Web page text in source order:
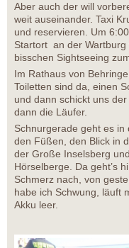
Aber auch der will
weit auseinander. Taxi
und reservieren. Um
Startort an der Wartburg
bisschen Sightseeing
Im Rathaus von
Toiletten sind da, einen
und dann schickt uns
dann die Läufer.
Schnurgerade geht es
den Füßen, den Blick in
der Große Inselsberg
Hörselberge. Da geht’s
Schmerz nach, von
habe ich Schwung, läuft
Akku leer.